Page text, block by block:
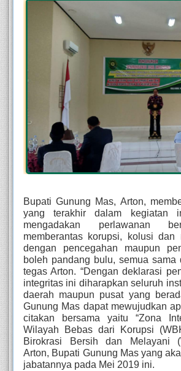
Bupati Gunung Mas, Arton,
yang terakhir dalam kegiatan
mengadakan perlawanan
memberantas korupsi, kolusi dan
dengan pencegahan maupun
boleh pandang bulu, semua sama
tegas Arton. “Dengan deklarasi
integritas ini diharapkan seluruh
daerah maupun pusat yang
Gunung Mas dapat mewujudkan
citakan bersama yaitu “Zona
Wilayah Bebas dari Korupsi
Birokrasi Bersih dan Melayani
Arton, Bupati Gunung Mas yang
jabatannya pada Mei 2019 ini.